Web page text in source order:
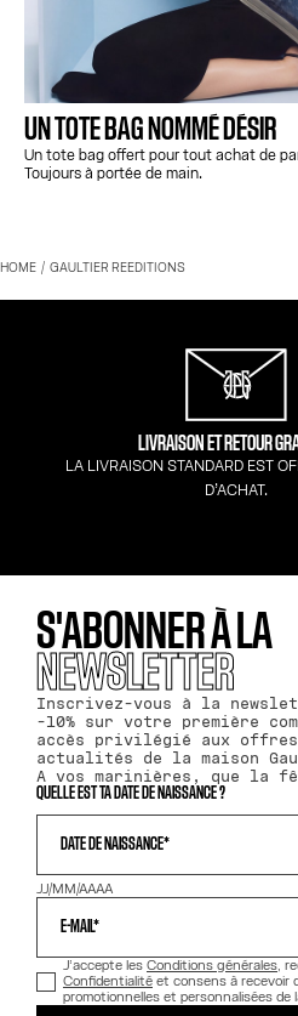
UN TOTE BAG NOMMÉ DÉSIR
Un tote bag offert pour tout achat de
Toujours à portée de main.
HOME GAULTIER REEDITIONS
LIVRAISON ET RETOUR
LA LIVRAISON STANDARD EST
D’ACHAT.
S'ABONNER À LA
NEWSLETTER
Inscrivez-vous à la
-10% sur votre première
accès privilégié aux
actualités de la maison
A vos marinières, que la
QUELLE EST TA DATE DE NAISSANCE ?
DATE DE NAISSANCE*
JJ/MM/AAAA
E-MAIL*
J’accepte les Conditions générales,
Confidentialité et consens à recevoir
promotionnelles et personnalisées de